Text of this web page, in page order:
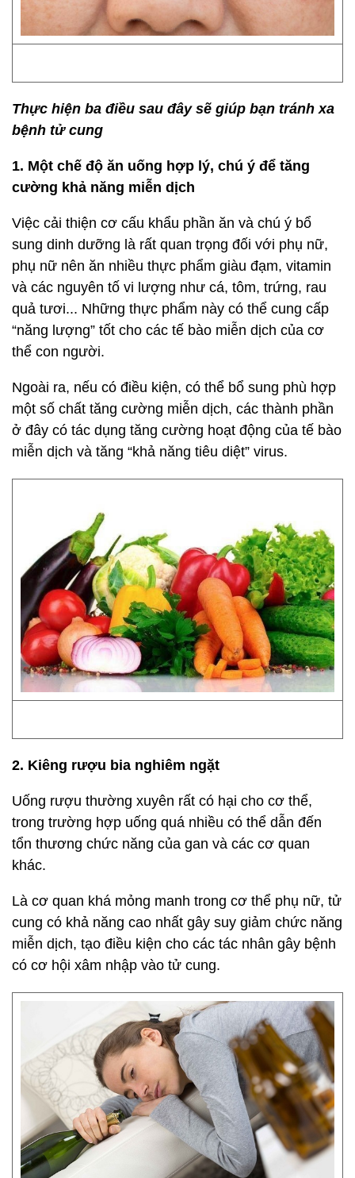
Thực hiện ba điều sau đây sẽ giúp bạn tránh xa
bệnh tử cung
1. Một chế độ ăn uống hợp lý, chú ý để tăng
cường khả năng miễn dịch
Việc cải thiện cơ cấu khẩu phần ăn và chú ý bổ
sung dinh dưỡng là rất quan trọng đối với phụ nữ,
phụ nữ nên ăn nhiều thực phẩm giàu đạm, vitamin
và các nguyên tố vi lượng như cá, tôm, trứng, rau
quả tươi... Những thực phẩm này có thể cung cấp
“năng lượng” tốt cho các tế bào miễn dịch của cơ
thể con người.
Ngoài ra, nếu có điều kiện, có thể bổ sung phù hợp
một số chất tăng cường miễn dịch, các thành phần
ở đây có tác dụng tăng cường hoạt động của tế bào
miễn dịch và tăng “khả năng tiêu diệt” virus.
2. Kiêng rượu bia nghiêm ngặt
Uống rượu thường xuyên rất có hại cho cơ thể,
trong trường hợp uống quá nhiều có thể dẫn đến
tổn thương chức năng của gan và các cơ quan
khác.
Là cơ quan khá mỏng manh trong cơ thể phụ nữ, tử
cung có khả năng cao nhất gây suy giảm chức năng
miễn dịch, tạo điều kiện cho các tác nhân gây bệnh
có cơ hội xâm nhập vào tử cung.